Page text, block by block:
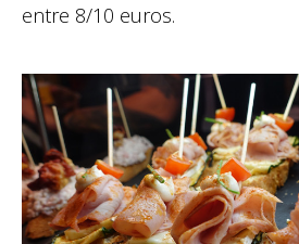
entre 8/10 euros.